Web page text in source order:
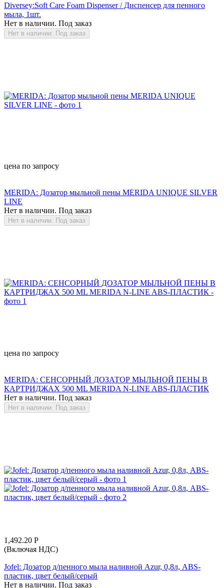
Diversey:Soft Care Foam Dispenser / Диспенсер для пенного
мыла, 1шт.
Нет в наличии. Под заказ
Нет в наличии. Под заказ
цена по запросу
MERIDA: Дозатор мыльной пены MERIDA UNIQUE SILVER
LINE
Нет в наличии. Под заказ
Нет в наличии. Под заказ
цена по запросу
MERIDA: СЕНСОРНЫЙ ДОЗАТОР МЫЛЬНОЙ ПЕНЫ В
КАРТРИДЖАХ 500 ML MERIDA N-LINE ABS-ПЛАСТИК
Нет в наличии. Под заказ
Нет в наличии. Под заказ
1,492.20 Р
(Включая НДС)
Jofel: Дозатор д/пенного мыла наливной Azur, 0,8л, ABS-
пластик, цвет белый/серый
Нет в наличии. Под заказ